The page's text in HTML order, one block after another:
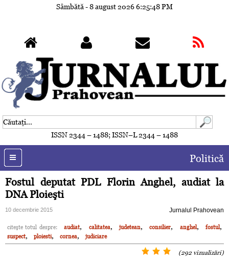
Sâmbătă - 8 august 20266:25:51 PM
ISSN 2344 – 1488; ISSN–L 2344 – 1488
Politică
Fostul deputat PDL Florin Anghel, audiat la
DNA Ploieşti
10 decembrie 2015 Jurnalul Prahovean
citeşte totul despre: audiat, calitatea, judetean, consilier, anghel, fostul,
suspect, ploiesti, cornea, judiciare
(292 vizualizări)